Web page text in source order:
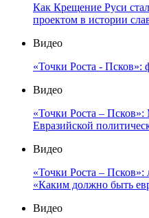
Как Крещение Руси
проектом в истории
Видео
«Точки Роста -
Видео
«Точки Роста –
Евразийской
Видео
«Точки Роста – Псков»:
«Каким должно быть
Видео